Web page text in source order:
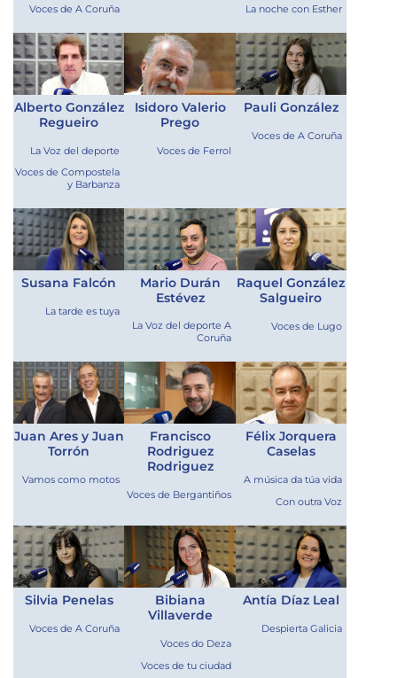
Voces de A Coruña La noche con Esther
Alberto González
Regueiro
La Voz del deporte
Voces de Compostela
y Barbanza
Isidoro Valerio
Prego
Voces de Ferrol
Pauli González
Voces de A Coruña
Susana Falcón
La tarde es tuya
Mario Durán
Estévez
La Voz del deporte A
Coruña
Raquel González
Salgueiro
Voces de Lugo
Juan Ares y Juan
Torrón
Vamos como motos
Francisco
Rodriguez
Rodriguez
Voces de Bergantiños
Félix Jorquera
Caselas
A música da túa vida
Con outra Voz
Silvia Penelas
Voces de A Coruña
Bibiana
Villaverde
Voces do Deza
Voces de tu ciudad
Antía Díaz Leal
Despierta Galicia